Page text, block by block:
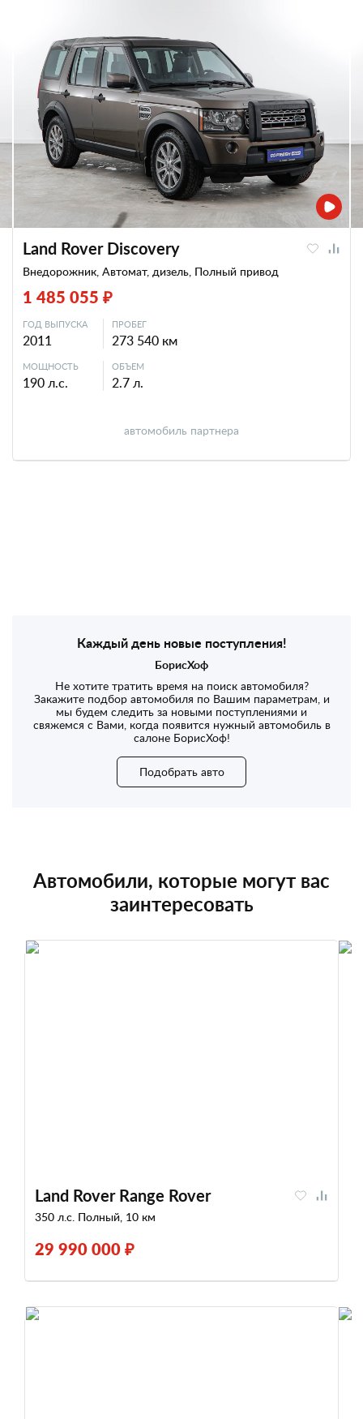
Land Rover Discovery
Внедорожник, Автомат, дизель, Полный привод
1 485 055 ₽
ГОД ВЫПУСКА
2011
ПРОБЕГ
273 540 км
МОЩНОСТЬ
190 л.с.
ОБЪЕМ
2.7 л.
автомобиль партнера
Каждый день новые поступления!
БорисХоф
Не хотите тратить время на поиск автомобиля?
Закажите подбор автомобиля по Вашим параметрам, и
мы будем следить за новыми поступлениями и
свяжемся с Вами, когда появится нужный автомобиль в
салоне БорисХоф!
Подобрать авто
Автомобили, которые могут вас
заинтересовать
Land Rover Range Rover
350 л.с. Полный, 10 км
29 990 000 ₽